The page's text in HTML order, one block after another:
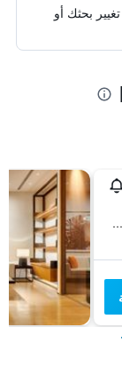
بحثك أو
No.2, Fuxing 1st Rd., Taoyuan City, تايوان